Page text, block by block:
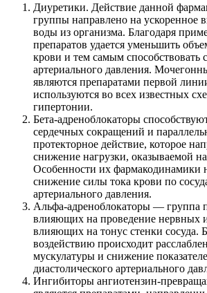
Диуретики. Действие данной
группы направлено на ускоренное
воды из организма. Благодаря
препаратов удается уменьшить
крови и тем самым
артериального давления.
являются препаратами первой
используются во всех известных
гипертонии.
Бета-адреноблокаторы
сердечных сокращений и
протекторное действие, которое
снижение нагрузки, оказываемой
Особенности их фармакодинамики
снижение силы тока крови по
артериального давления.
Альфа-адреноблокаторы — группа
влияющих на проведение нервных
влияющих на тонус стенки сосуда.
воздействию происходит
мускулатуры и снижение
диастолического артериального
Ингибиторы ангиотензин-